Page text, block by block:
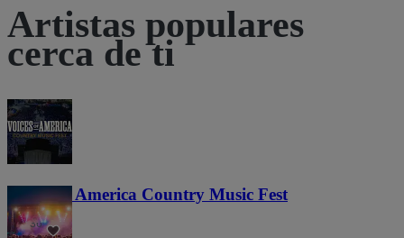
Artistas populares
cerca de ti
Voices of America Country Music Fest
36